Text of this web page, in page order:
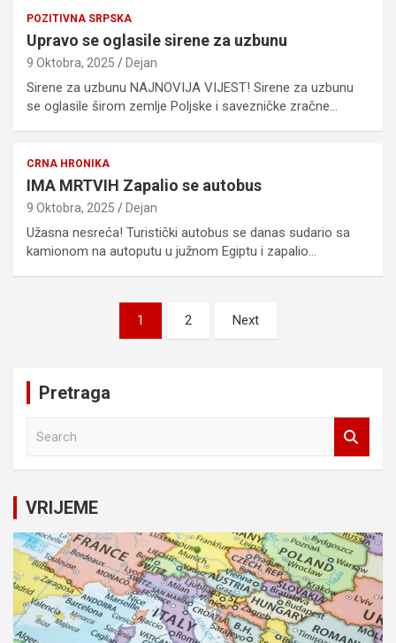
POZITIVNA SRPSKA
Upravo se oglasile sirene za uzbunu
9 Oktobra, 2025 Dejan
Sirene za uzbunu NAJNOVIJA VIJEST! Sirene za uzbunu
se oglasile širom zemlje Poljske i savezničke zračne…
CRNA HRONIKA
IMA MRTVIH Zapalio se autobus
9 Oktobra, 2025 Dejan
Užasna nesreća! Turistički autobus se danas sudario sa
kamionom na autoputu u južnom Egiptu i zapalio…
1 2 Next
Pretraga
c
h
VRIJEME